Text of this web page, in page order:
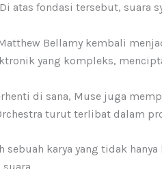
atas fondasi tersebut, suara
Bellamy kembali
yang kompleks,
di sana, Muse juga
turut terlibat dalam
sebuah karya yang tidak